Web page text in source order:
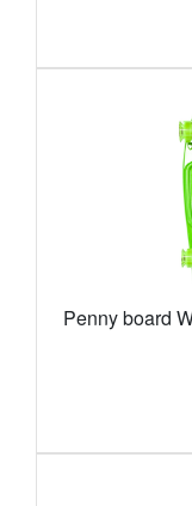
Penny board